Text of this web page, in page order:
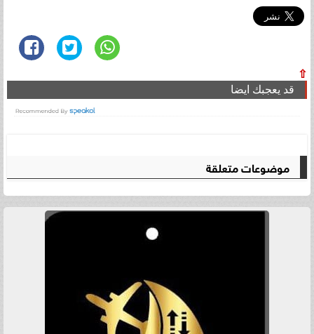
⇧
قد يعجبك ايضا
موضوعات متعلقة